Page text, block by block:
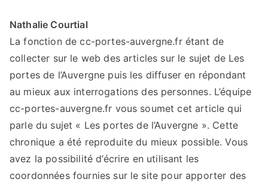
Nathalie Courtial
La fonction de cc-portes-auvergne.fr étant de
collecter sur le web des articles sur le sujet de Les
portes de l’Auvergne puis les diffuser en répondant
au mieux aux interrogations des personnes. L’équipe
cc-portes-auvergne.fr vous soumet cet article qui
parle du sujet « Les portes de l’Auvergne ». Cette
chronique a été reproduite du mieux possible. Vous
avez la possibilité d’écrire en utilisant les
coordonnées fournies sur le site pour apporter des